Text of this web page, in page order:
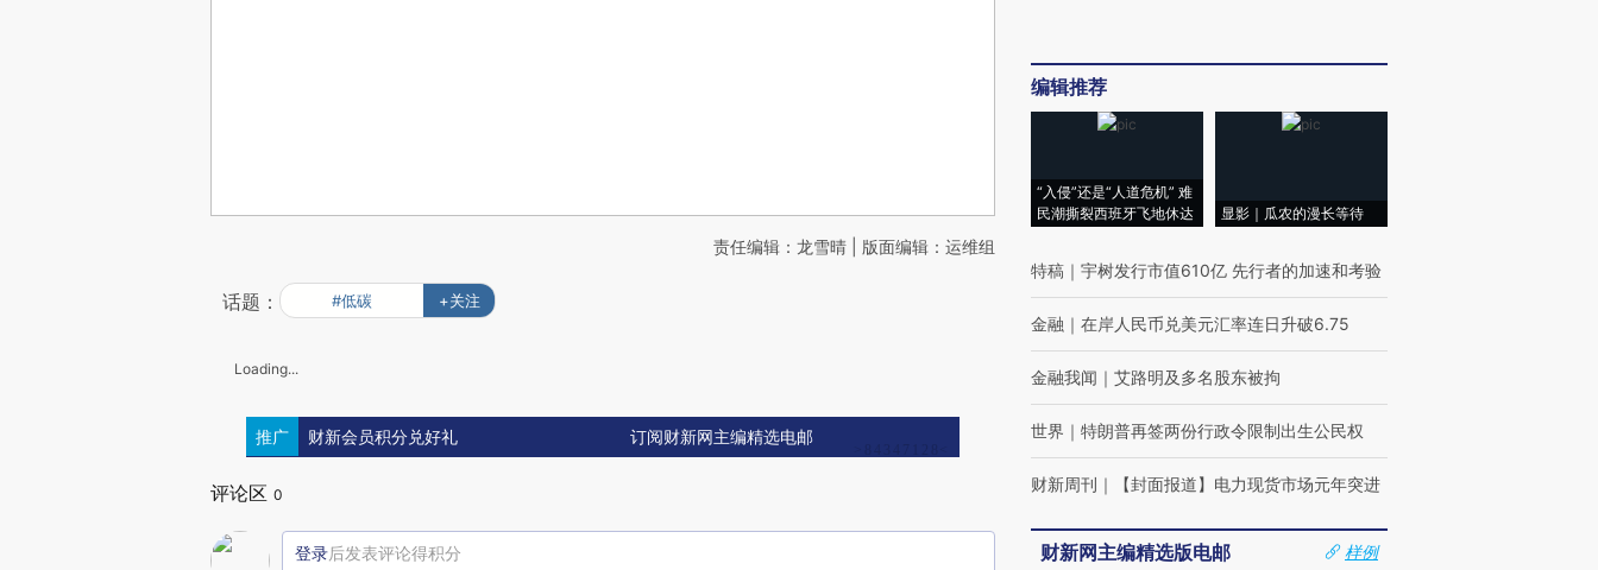
责任编辑：龙雪晴 | 版面编辑：运维组
话题： #低碳 +关注
Loading...
推广 财新会员积分兑好礼 订阅财新网主编精选电邮
评论区 0
登录后发表评论得积分
编辑推荐
“入侵”还是“人道危机” 难
民潮撕裂西班牙飞地休达
显影｜瓜农的漫长等待
特稿 ｜ 宇树发行市值610亿 先行者的加速和考验
金融 ｜ 在岸人民币兑美元汇率连日升破6.75
金融我闻 ｜ 艾路明及多名股东被拘
世界 ｜ 特朗普再签两份行政令限制出生公民权
财新周刊 ｜ 【封面报道】电力现货市场元年突进
财新网主编精选版电邮
样例